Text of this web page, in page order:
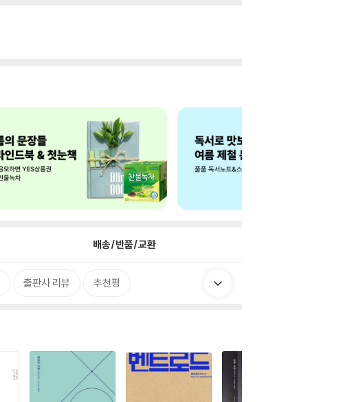
배송/반품/교환
출판사 리뷰 추천평